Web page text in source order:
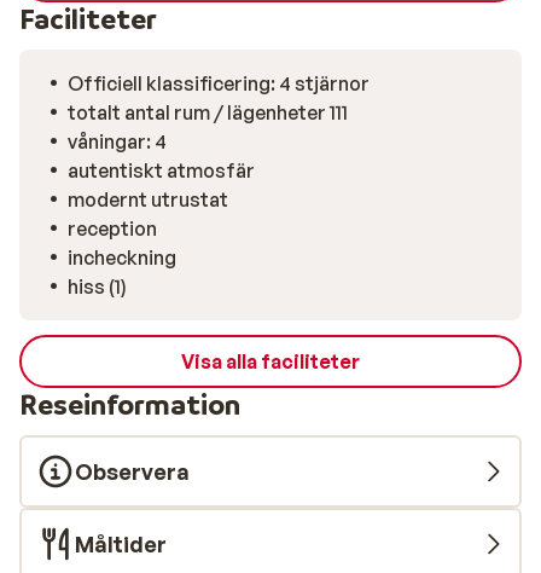
Faciliteter
Officiell klassificering: 4 stjärnor
totalt antal rum / lägenheter 111
våningar: 4
autentiskt atmosfär
modernt utrustat
reception
incheckning
hiss (1)
Visa alla faciliteter
Reseinformation
Observera
Måltider